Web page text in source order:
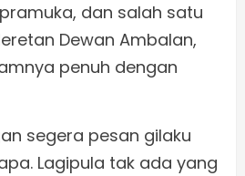
dan salah satu
Dewan Ambalan,
penuh dengan
segera pesan gilaku
Lagipula tak ada yang